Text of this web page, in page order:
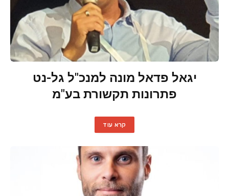
יגאל פדאל מונה למנכ"ל גל-נט
פתרונות תקשורת בע"מ
קרא עוד